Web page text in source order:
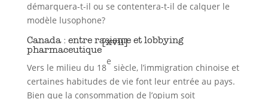
démarquera-t-il ou se contentera-t-il de calquer le
modèle lusophone?
Canada : entre racisme et lobbying
pharmaceutique
[xvii]
Vers le milieu du 18
e
siècle, l’immigration chinoise et
certaines habitudes de vie font leur entrée au pays.
Bien que la consommation de l’opium soit